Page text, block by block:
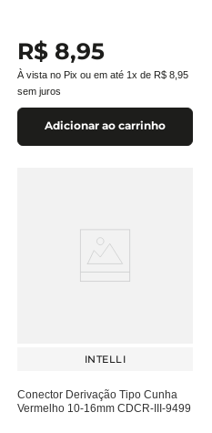
R$ 8,95
À vista no Pix ou em até 1x de R$ 8 95
sem juros
Adicionar ao carrinho
INTELLI
Conector Derivação Tipo Cunha
Vermelho 10-16mm CDCR-III-9499